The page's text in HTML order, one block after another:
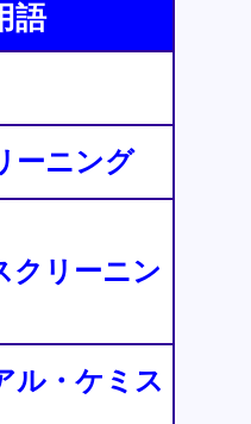
語
ーニング
クリーニン
ル・ケミス